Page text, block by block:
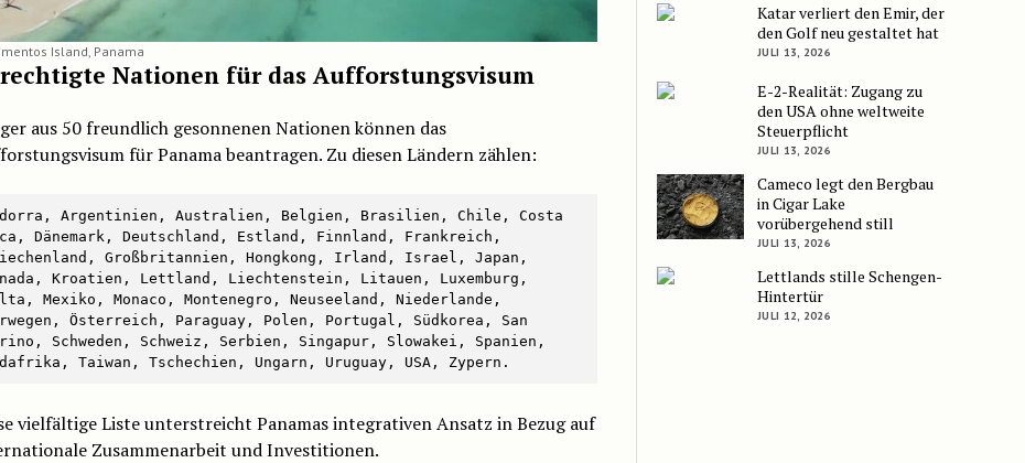
Island, Panama
Nationen für das Aufforstungsvisum
aus 50 freundlich gesonnenen Nationen können das
für Panama beantragen. Zu diesen Ländern zählen:
Argentinien, Australien, Belgien, Brasilien, Chile, Costa
Dänemark, Deutschland, Estland, Finnland, Frankreich,
Großbritannien, Hongkong, Irland, Israel, Japan,
Kroatien, Lettland, Liechtenstein, Litauen, Luxemburg,
Mexiko, Monaco, Montenegro, Neuseeland, Niederlande,
Österreich, Paraguay, Polen, Portugal, Südkorea, San
Schweden, Schweiz, Serbien, Singapur, Slowakei, Spanien,
Taiwan, Tschechien, Ungarn, Uruguay, USA, Zypern.
vielfältige Liste unterstreicht Panamas integrativen Ansatz in Bezug auf
Zusammenarbeit und Investitionen.
Katar verliert den Emir, der
den Golf neu gestaltet hat
JULI 13, 2026
E-2-Realität: Zugang zu
den USA ohne weltweite
Steuerpflicht
JULI 13, 2026
Cameco legt den Bergbau
in Cigar Lake
vorübergehend still
JULI 13, 2026
Lettlands stille Schengen-
Hintertür
JULI 12, 2026